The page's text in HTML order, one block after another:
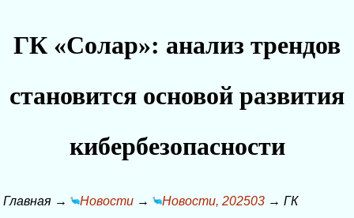
ГК «Солар»: анализ трендов
становится основой развития
кибербезопасности
Главная → Новости → Новости, 202503 → ГК